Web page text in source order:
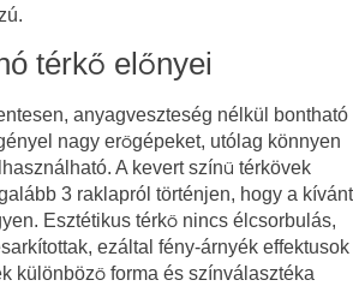
térkő előnyei
anyagveszteség nélkül bontható
nagy erőgépeket, utólag könnyen
A kevert színű térkövek
3 raklapról történjen, hogy a kívánt
Esztétikus térkő nincs élcsorbulás,
ezáltal fény-árnyék effektusok
különböző forma és színválasztéka